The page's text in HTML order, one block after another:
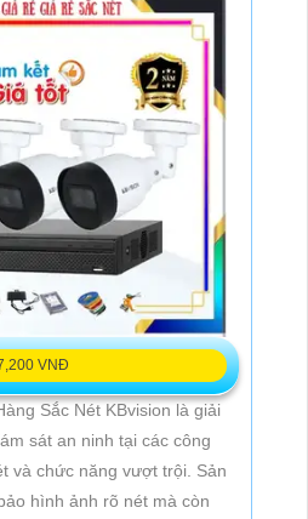
VNĐ
Sắc Nét KBvision là giải
sát an ninh tại các công
và chức năng vượt trội. Sản
hình ảnh rõ nét mà còn